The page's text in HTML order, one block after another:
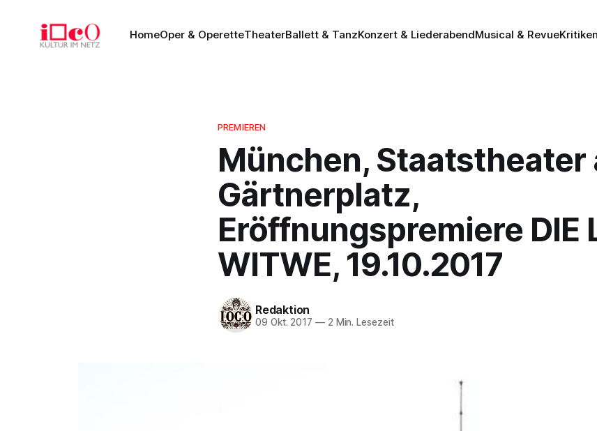
HomeOper & OperetteTheaterBallett & TanzKonzert & LiederabendMusical & RevueKritiken
PREMIEREN
München, Staatstheater
Gärtnerplatz,
Eröffnungspremiere DIE
WITWE, 19.10.2017
Redaktion
09 Okt. 2017 —2 Min. Lesezeit